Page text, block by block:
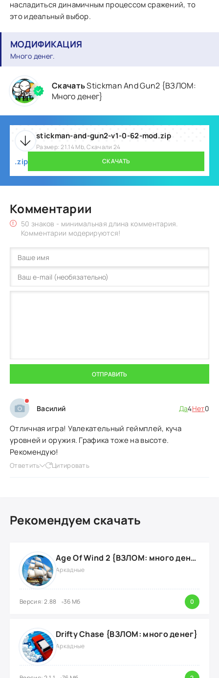
насладиться динамичным процессом сражений, то
это идеальный выбор.
МОДИФИКАЦИЯ
Много денег.
СкачатьStickman And Gun2 {ВЗЛОМ:
Много денег}
stickman-and-gun2-v1-0-62-mod.zip
Размер: 21.14 Mb, Скачали 24
.zip СКАЧАТЬ
Комментарии
50 знаков - минимальная длина комментария.
Комментарии модерируются!
ОТПРАВИТЬ
Василий Да4Нет0
Отличная игра! Увлекательный геймплей, куча
уровней и оружия. Графика тоже на высоте.
Рекомендую!
Ответить Цитировать
Рекомендуем скачать
Age Of Wind 2 {ВЗЛОМ: много денег}
Аркадные
Версия: 2.88 36 Мб 0
Drifty Chase {ВЗЛОМ: много денег}
Аркадные